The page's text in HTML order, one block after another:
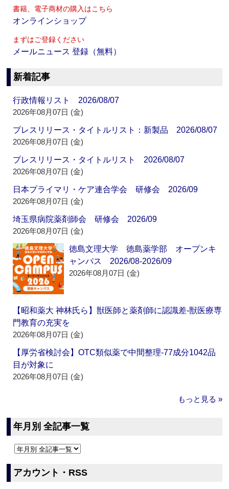
書籍、電子商材の購入はこちら
オンラインショップ
まずはご登録ください
メールニュース 登録（無料）
新着記事
行政情報リスト 2026/08/07
2026年08月07日 (金)
プレスリリース・タイトルリスト：新製品 2026/08/07
2026年08月07日 (金)
プレスリリース・タイトルリスト 2026/08/07
2026年08月07日 (金)
日本プライマリ・ケア連合学会 研修会 2026/09
2026年08月07日 (金)
埼玉県病院薬剤師会 研修会 2026/09
2026年08月07日 (金)
徳島文理大学 徳島薬学部 オープンキ
ャンパス 2026/08-2026/09
2026年08月07日 (金)
【昭和薬大 神林氏ら】獣医師と薬剤師に認識差‐獣医療専
門教育の充実を
2026年08月07日 (金)
【厚労省検討会】OTC類似薬で中間整理‐77成分1042品
目が対象に
2026年08月07日 (金)
もっと見る »
年月別 全記事一覧
アカウント・RSS